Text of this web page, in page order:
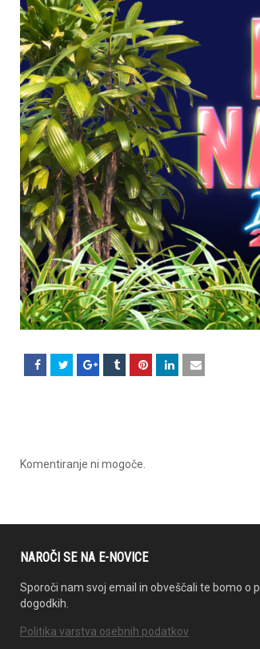
Komentiranje ni mogoče.
NAROČI SE NA E-NOVICE
Sporoči nam svoj email in obveščali te bomo o
dogodkih.
Politika varstva osebnih podatkov